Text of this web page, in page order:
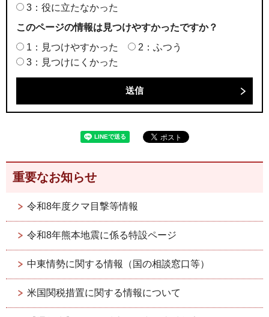
3：役に立たなかった
このページの情報は見つけやすかったですか？
1：見つけやすかった
2：ふつう
3：見つけにくかった
重要なお知らせ
令和8年度クマ目撃等情報
令和8年熊本地震に係る特設ページ
中東情勢に関する情報（国の相談窓口等）
米国関税措置に関する情報について